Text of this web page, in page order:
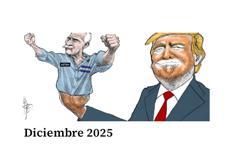
Diciembre 2025